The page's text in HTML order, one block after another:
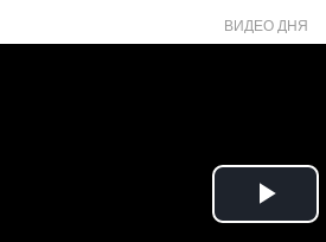
ВИДЕО ДНЯ
Play